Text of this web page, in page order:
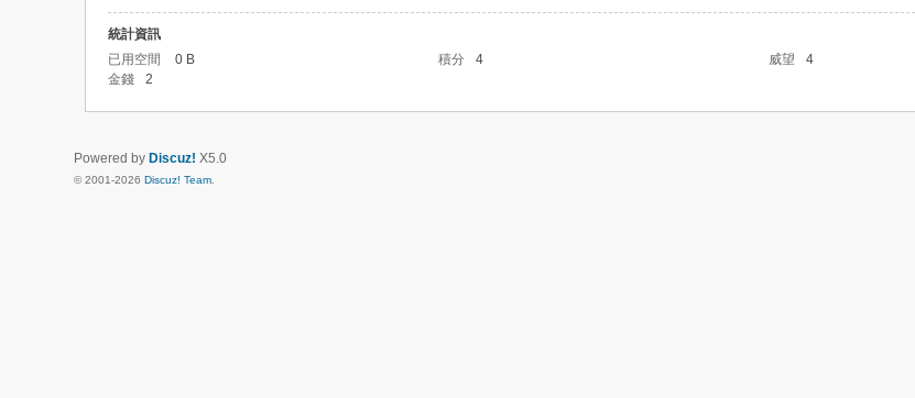
統計資訊
已用空間
0 B 積分 4 威望
4
金錢
2
Powered by Discuz! X5.0
© 2001-2026 Discuz! Team